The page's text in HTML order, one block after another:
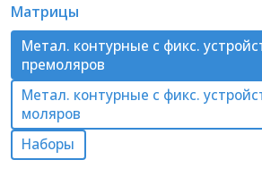
Матрицы
Метал. контурные с фикс.
премоляров
Метал. контурные с фикс.
моляров
Наборы